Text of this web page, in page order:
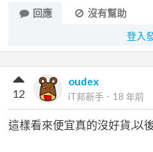
回應
沒有幫助
登入
oudex
iT邦新手 ． 18 年前
12
這樣看來便宜真的沒好貨,以